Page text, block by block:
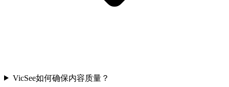
VicSee如何确保内容质量？